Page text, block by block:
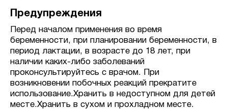
Предупреждения
Перед началом применения во время
беременности, при планировании беременности, в
период лактации, в возрасте до 18 лет, при
наличии каких-либо заболеваний
проконсультируйтесь с врачом. При
возникновении побочных реакций прекратите
использование.Хранить в недоступном для детей
месте.Хранить в сухом и прохладном месте.